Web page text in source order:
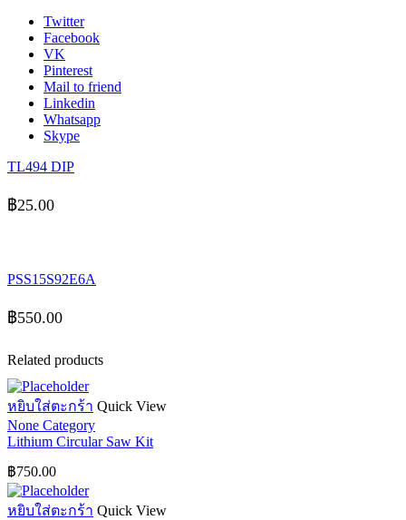
Twitter
Facebook
VK
Pinterest
Mail to friend
Linkedin
Whatsapp
Skype
TL494 DIP
฿25.00
PSS15S92E6A
฿550.00
Related products
หยิบใส่ตะกร้า Quick View
None Category
Lithium Circular Saw Kit
฿750.00
หยิบใส่ตะกร้า Quick View